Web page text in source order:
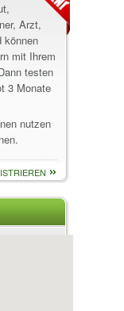
Arzt,
können
mit Ihrem
testen
3 Monate
nutzen